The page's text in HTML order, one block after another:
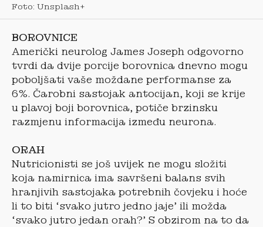
Foto: Unsplash+
BOROVNICE
Američki neurolog James Joseph odgovorno
tvrdi da dvije porcije borovnica dnevno mogu
poboljšati vaše moždane performanse za
6%. Čarobni sastojak antocijan, koji se krije
u plavoj boji borovnica, potiče brzinsku
razmjenu informacija između neurona.
ORAH
Nutricionisti se još uvijek ne mogu složiti
koja namirnica ima savršeni balans svih
hranjivih sastojaka potrebnih čovjeku i hoće
li to biti ‘svako jutro jedno jaje’ ili možda
‘svako jutro jedan orah?’ S obzirom na to da